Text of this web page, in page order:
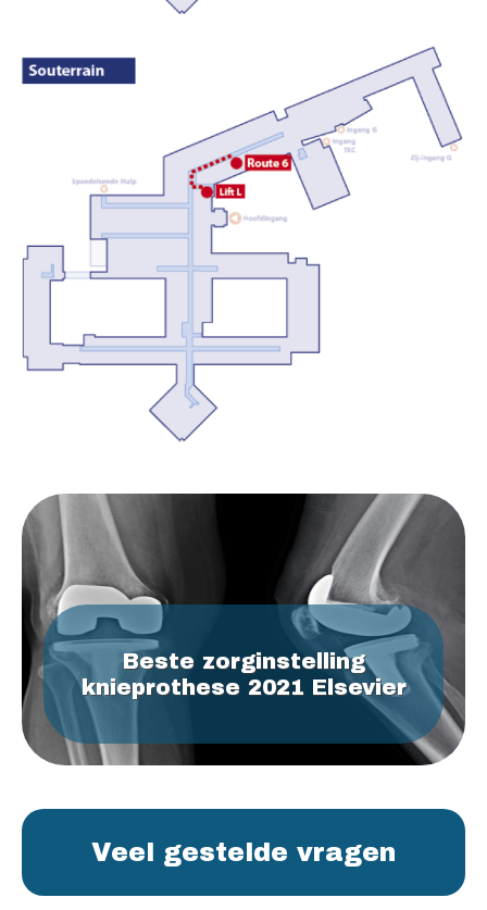
Beste zorginstelling
knieprothese 2021 Elsevier
Veel gestelde vragen